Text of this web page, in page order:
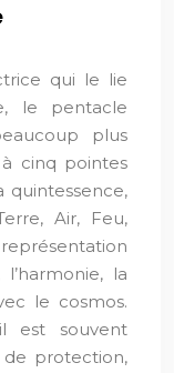
qui le lie
le pentacle
plus
cinq pointes
quintessence,
Air, Feu,
la
le cosmos.
est souvent
protection,